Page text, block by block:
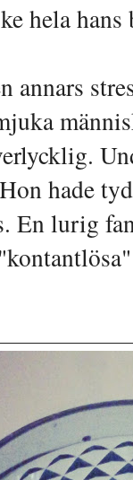
hela
annars
hade
En lurig